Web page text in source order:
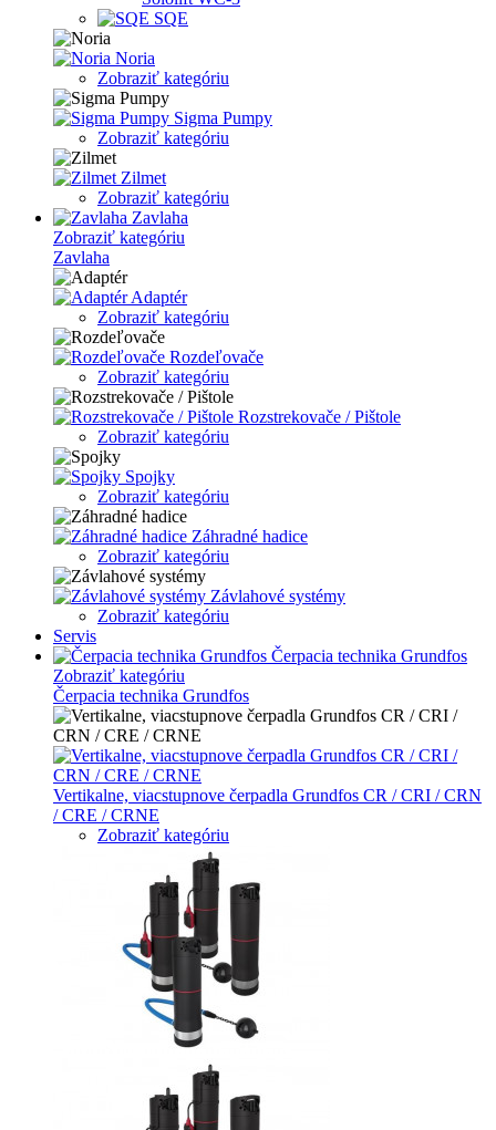
SQE
Noria
Zobraziť kategóriu
Sigma Pumpy
Zobraziť kategóriu
Zilmet
Zobraziť kategóriu
Zavlaha
Zobraziť kategóriu
Zavlaha
Adaptér
Zobraziť kategóriu
Rozdeľovače
Zobraziť kategóriu
Rozstrekovače / Pištole
Zobraziť kategóriu
Spojky
Zobraziť kategóriu
Záhradné hadice
Zobraziť kategóriu
Závlahové systémy
Zobraziť kategóriu
Servis
Čerpacia technika Grundfos
Zobraziť kategóriu
Čerpacia technika Grundfos
Vertikalne, viacstupnove čerpadla Grundfos CR / CRI / CRN
/ CRE / CRNE
Zobraziť kategóriu